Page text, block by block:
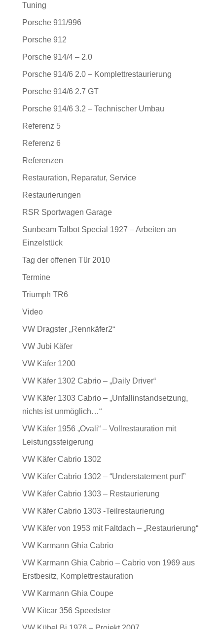
Tuning
Porsche 911/996
Porsche 912
Porsche 914/4 – 2.0
Porsche 914/6 2.0 – Komplettrestaurierung
Porsche 914/6 2.7 GT
Porsche 914/6 3.2 – Technischer Umbau
Referenz 5
Referenz 6
Referenzen
Restauration, Reparatur, Service
Restaurierungen
RSR Sportwagen Garage
Sunbeam Talbot Special 1927 – Arbeiten an
Einzelstück
Tag der offenen Tür 2010
Termine
Triumph TR6
Video
VW Dragster „Rennkäfer2“
VW Jubi Käfer
VW Käfer 1200
VW Käfer 1302 Cabrio – „Daily Driver“
VW Käfer 1303 Cabrio – „Unfallinstandsetzung,
nichts ist unmöglich…“
VW Käfer 1956 „Ovali“ – Vollrestauration mit
Leistungssteigerung
VW Käfer Cabrio 1302
VW Käfer Cabrio 1302 – “Understatement pur!”
VW Käfer Cabrio 1303 – Restaurierung
VW Käfer Cabrio 1303 -Teilrestaurierung
VW Käfer von 1953 mit Faltdach – „Restaurierung“
VW Karmann Ghia Cabrio
VW Karmann Ghia Cabrio – Cabrio von 1969 aus
Erstbesitz, Komplettrestauration
VW Karmann Ghia Coupe
VW Kitcar 356 Speedster